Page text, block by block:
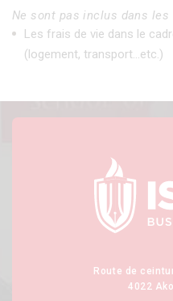
Ne sont pas inclus dans
Les frais de vie dans le
(logement, transport...etc.)
Route de
4022